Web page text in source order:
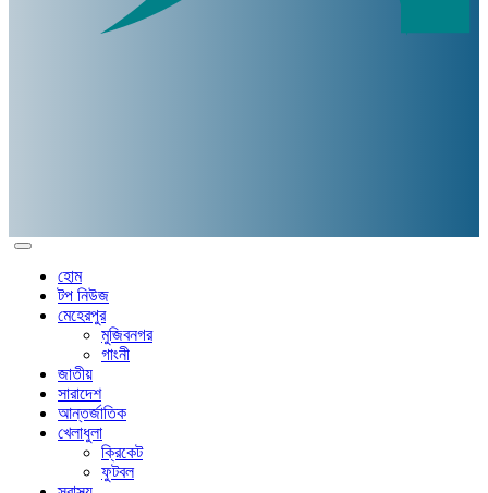
হোম
টপ নিউজ
মেহেরপুর
মুজিবনগর
গাংনী
জাতীয়
সারাদেশ
আন্তর্জাতিক
খেলাধুলা
ক্রিকেট
ফুটবল